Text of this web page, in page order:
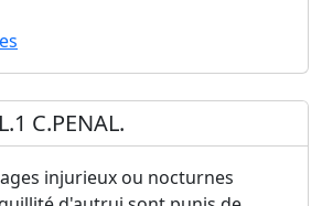
C.PENAL.
injurieux ou nocturnes